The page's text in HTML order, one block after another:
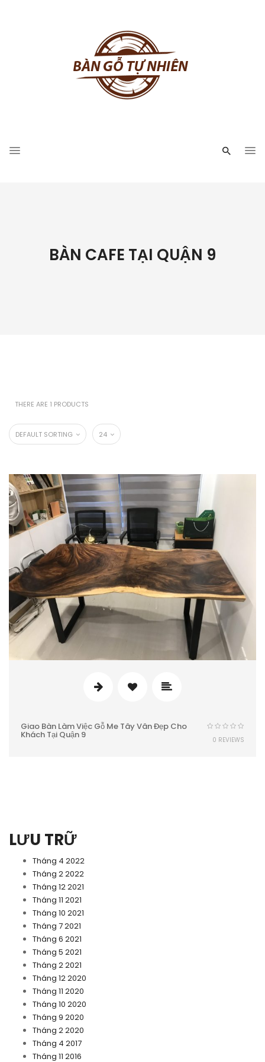
BÀN CAFE TẠI QUẬN 9
LƯU TRỮ
Tháng 4 2022
Tháng 2 2022
Tháng 12 2021
Tháng 11 2021
Tháng 10 2021
Tháng 7 2021
Tháng 6 2021
Tháng 5 2021
Tháng 2 2021
Tháng 12 2020
Tháng 11 2020
Tháng 10 2020
Tháng 9 2020
Tháng 2 2020
Tháng 4 2017
Tháng 11 2016
THERE ARE 1 PRODUCTS
DEFAULT SORTING 24
Giao Bàn Làm Việc Gỗ Me Tây Vân Đẹp Cho
Khách Tại Quận 9 0 REVIEWS